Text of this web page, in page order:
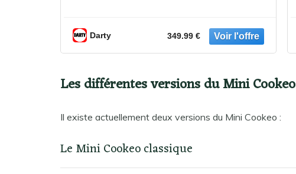
Darty 349.99 €
Les différentes versions du Mini Cookeo
Il existe actuellement deux versions du Mini Cookeo :
Le Mini Cookeo classique